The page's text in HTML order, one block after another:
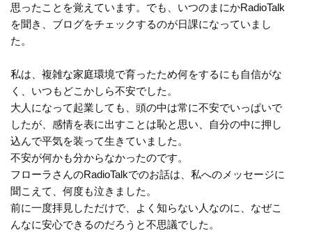
思ったことを覚えています。でも、いつのまにかRadioTalk
を聞き、ブログをチェックするのが日課になっていまし
た。
私は、複雑な家庭環境で育ったため何をするにも自信がな
く、いつもどこかしら不安でした。
大人になって起業しても、頭の中は常に不安でいっぱいで
したが、感情を表に出すことは恥と思い、自分の中に押し
込んで平気を装って生きていました。
不安が何かも分からなかったのです。
フローラさんのRadioTalkでのお話は、私へのメッセージに
聞こえて、何度も泣きました。
前に一度拝見しただけで、よく知らない人なのに、なぜこ
んなに安心できるのだろうと不思議でした。